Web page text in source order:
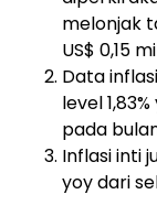
melonjak
US$ 0,15
Data
level
pada
Inflasi inti
yoy dari